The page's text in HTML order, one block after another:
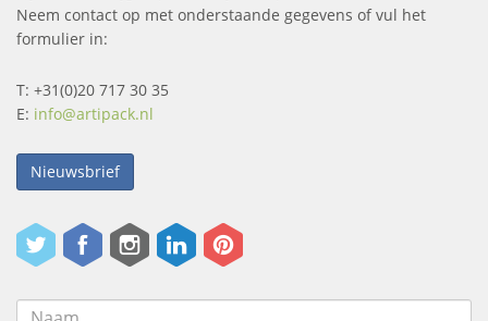
Neem contact op met onderstaande gegevens of vul het
formulier in:
T: +31(0)20 717 30 35
E: info@artipack.nl
Nieuwsbrief